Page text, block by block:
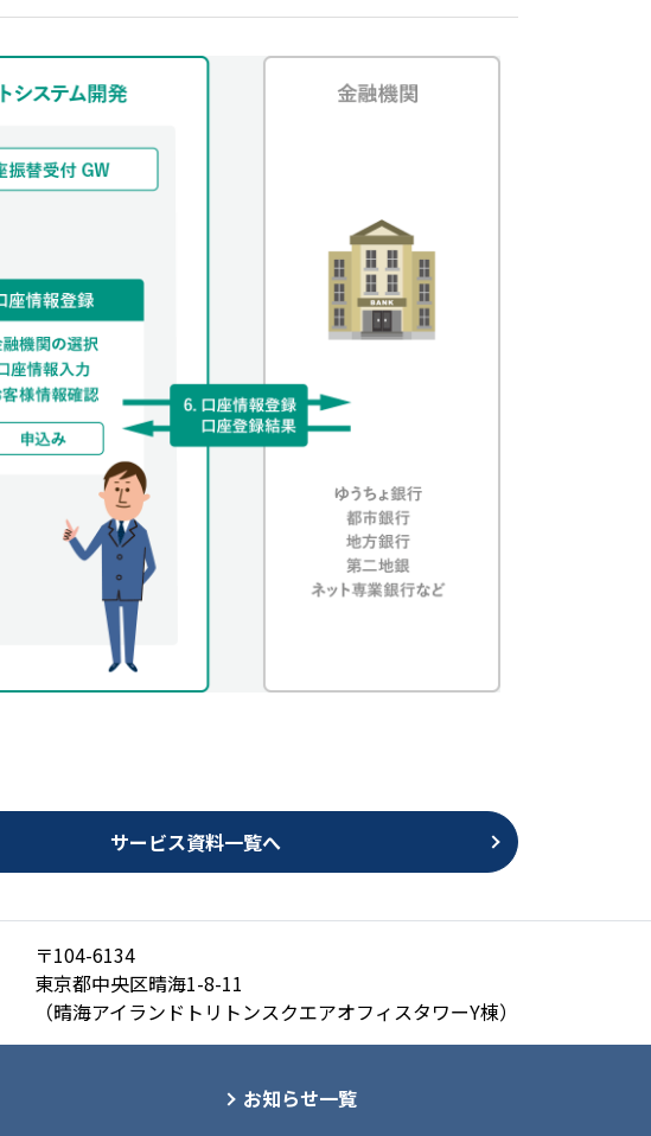
サービス資料一覧へ
〒104-6134
東京都中央区晴海1-8-11
（晴海アイランドトリトンスクエアオフィスタワーY棟）
お知らせ一覧